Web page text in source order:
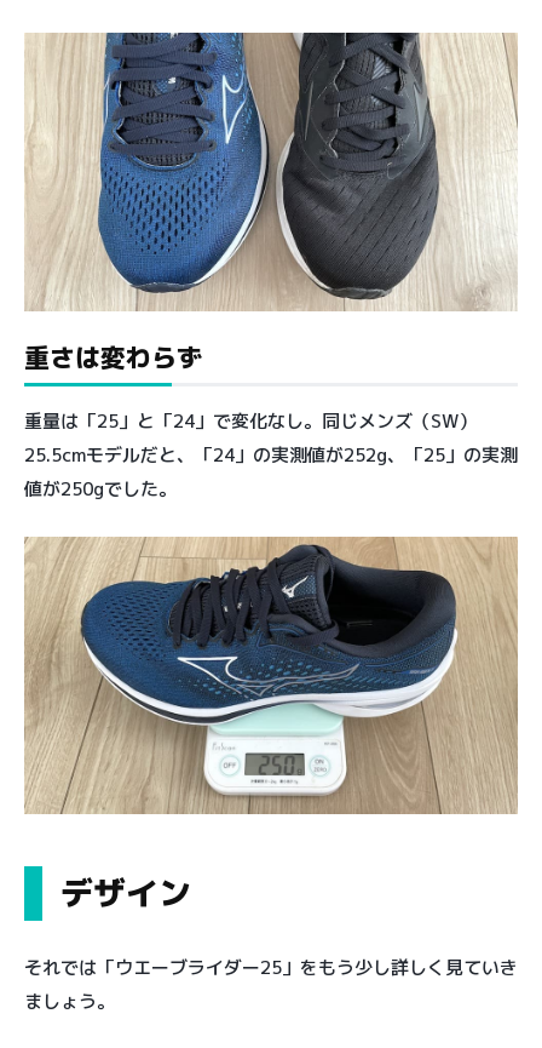
重さは変わらず
重量は「25」と「24」で変化なし。同じメンズ（SW）
25.5cmモデルだと、「24」の実測値が252g、「25」の実測
値が250gでした。
デザイン
それでは「ウエーブライダー25」をもう少し詳しく見ていき
ましょう。